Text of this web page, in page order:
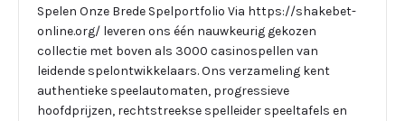
Spelen Onze Brede Spelportfolio Via https://shakebet-
online.org/ leveren ons één nauwkeurig gekozen
collectie met boven als 3000 casinospellen van
leidende spelontwikkelaars. Ons verzameling kent
authentieke speelautomaten, progressieve
hoofdprijzen, rechtstreekse spelleider speeltafels en